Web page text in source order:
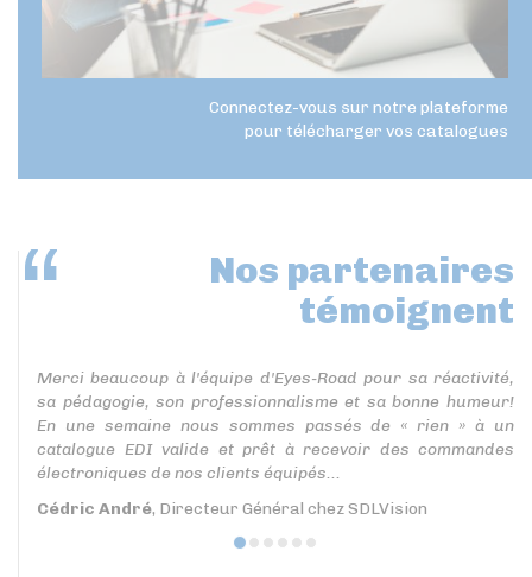
Connectez-vous sur notre plateforme
pour télécharger vos catalogues
Nos partenaires
témoignent
Merci beaucoup à l'équipe d'Eyes-Road pour sa réactivité,
sa pédagogie, son professionnalisme et sa bonne humeur!
En une semaine nous sommes passés de « rien » à un
catalogue EDI valide et prêt à recevoir des commandes
électroniques de nos clients équipés...
Cédric André, Directeur Général chez SDLVision